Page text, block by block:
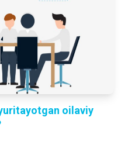
oilaviy